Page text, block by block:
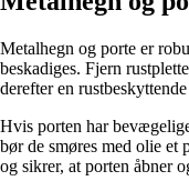
Metalhegn og porte er
beskadiges. Fjern
derefter en
Hvis porten har
bør de smøres med olie et
og sikrer, at porten åbner